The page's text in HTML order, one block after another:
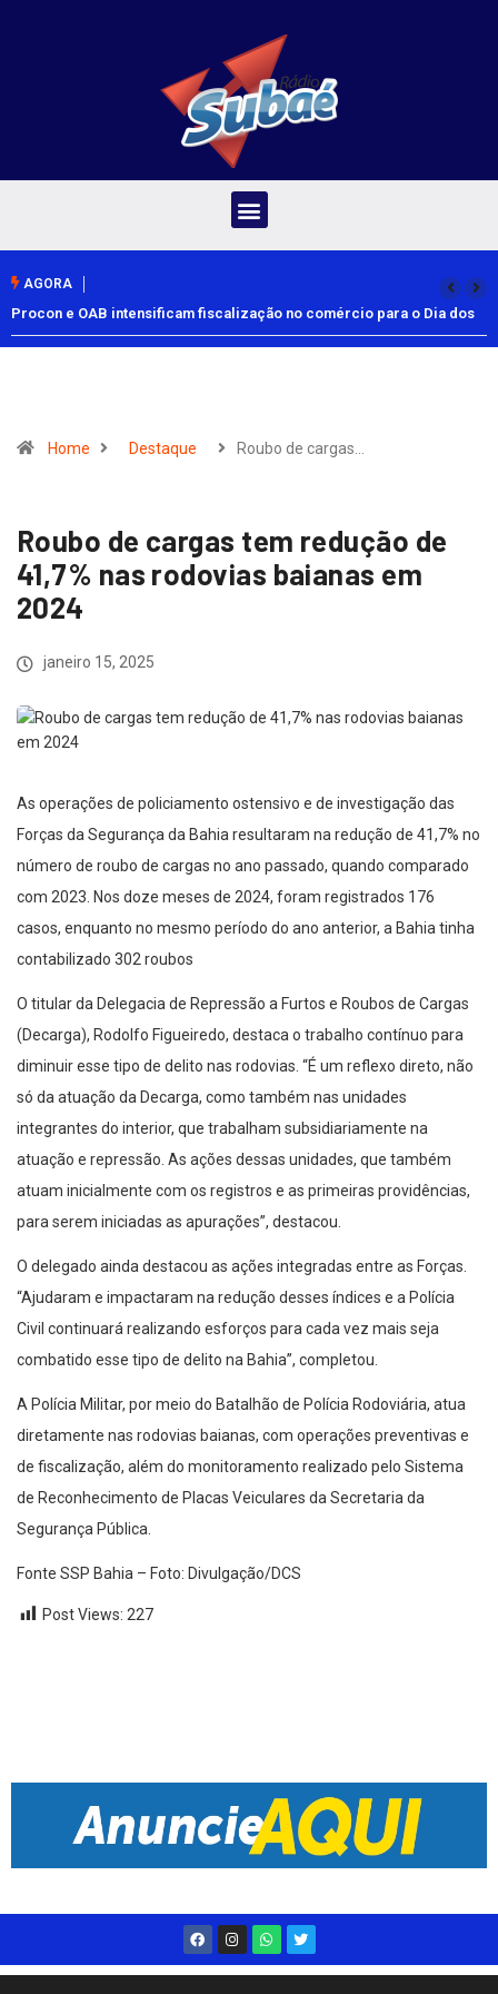
AGORA
Procon e OAB intensificam fiscalização no comércio para o Dia dos
Pais
Home Destaque Roubo de cargas…
Roubo de cargas tem redução de
41,7% nas rodovias baianas em
2024
janeiro 15, 2025
As operações de policiamento ostensivo e de investigação das
Forças da Segurança da Bahia resultaram na redução de 41,7% no
número de roubo de cargas no ano passado, quando comparado
com 2023. Nos doze meses de 2024, foram registrados 176
casos, enquanto no mesmo período do ano anterior, a Bahia tinha
contabilizado 302 roubos
O titular da Delegacia de Repressão a Furtos e Roubos de Cargas
(Decarga), Rodolfo Figueiredo, destaca o trabalho contínuo para
diminuir esse tipo de delito nas rodovias. “É um reflexo direto, não
só da atuação da Decarga, como também nas unidades
integrantes do interior, que trabalham subsidiariamente na
atuação e repressão. As ações dessas unidades, que também
atuam inicialmente com os registros e as primeiras providências,
para serem iniciadas as apurações”, destacou.
O delegado ainda destacou as ações integradas entre as Forças.
“Ajudaram e impactaram na redução desses índices e a Polícia
Civil continuará realizando esforços para cada vez mais seja
combatido esse tipo de delito na Bahia”, completou.
A Polícia Militar, por meio do Batalhão de Polícia Rodoviária, atua
diretamente nas rodovias baianas, com operações preventivas e
de fiscalização, além do monitoramento realizado pelo Sistema
de Reconhecimento de Placas Veiculares da Secretaria da
Segurança Pública.
Fonte SSP Bahia – Foto: Divulgação/DCS
Post Views: 227